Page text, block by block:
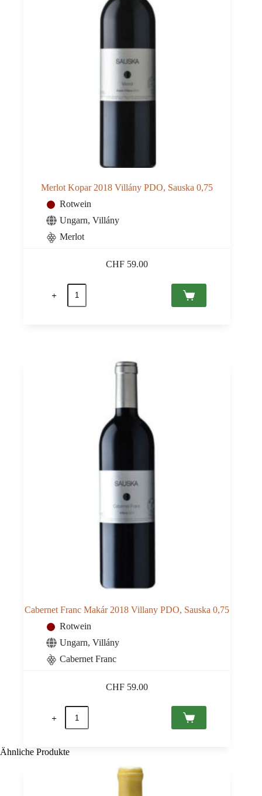
Merlot Kopar 2018 Villány PDO, Sauska 0,75
Rotwein
Ungarn, Villány
Merlot
CHF 59.00
Merlot
Kopar
2018
Cabernet Franc Makár 2018 Villany PDO, Sauska 0,75
Rotwein
Ungarn, Villány
Cabernet Franc
CHF 59.00
Cabernet
Franc
Makár
Villany
Ähnliche Produkte